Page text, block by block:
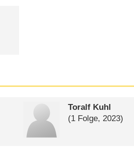
Toralf Kuhl
(1 Folge, 2023)